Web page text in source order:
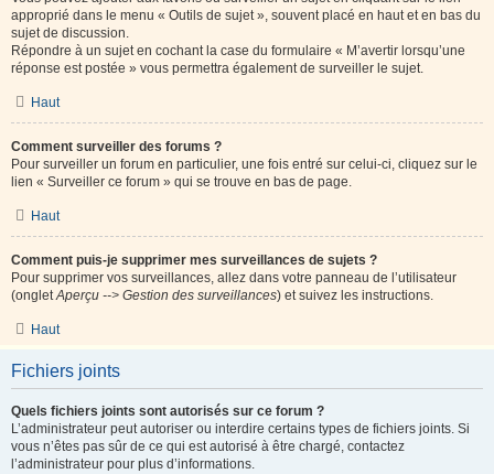
approprié dans le menu « Outils de sujet », souvent placé en haut et en bas du
sujet de discussion.
Répondre à un sujet en cochant la case du formulaire « M’avertir lorsqu’une
réponse est postée » vous permettra également de surveiller le sujet.
Haut
Comment surveiller des forums ?
Pour surveiller un forum en particulier, une fois entré sur celui-ci, cliquez sur le
lien « Surveiller ce forum » qui se trouve en bas de page.
Haut
Comment puis-je supprimer mes surveillances de sujets ?
Pour supprimer vos surveillances, allez dans votre panneau de l’utilisateur
(ongletAperçu --> Gestion des surveillances) et suivez les instructions.
Haut
Fichiers joints
Quels fichiers joints sont autorisés sur ce forum ?
L’administrateur peut autoriser ou interdire certains types de fichiers joints. Si
vous n’êtes pas sûr de ce qui est autorisé à être chargé, contactez
l’administrateur pour plus d’informations.